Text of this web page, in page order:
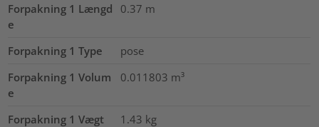
Forpakning 1 Længd
e
0.37 m
Forpakning 1 Type
pose
Forpakning 1 Volum
e
0.011803 m³
Forpakning 1 Vægt 1.43 kg